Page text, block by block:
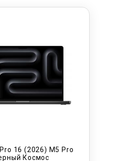
16 (2026) M5 Pro
Космос